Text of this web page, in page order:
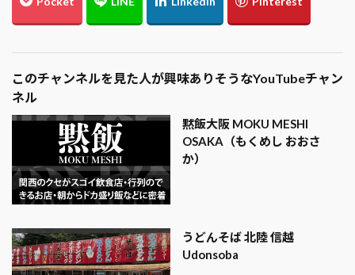
このチャンネルを見た人が興味ありそうなYouTubeチャン
ネル
黙飯大阪 MOKU MESHI
OSAKA（もくめし おおさ
か）
うどんそば 北陸 信越
Udonsoba